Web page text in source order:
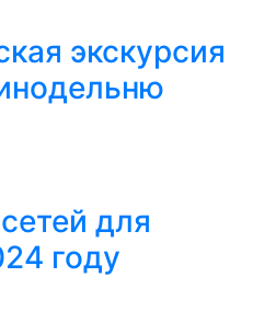
экскурсия
для
году